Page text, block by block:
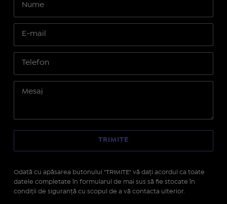
Odată cu apăsarea butonului "TRIMITE" vă daţi acordul ca toate
datele completate în formularul de mai sus să fie stocate în
condiţii de siguranţă cu scopul de a vă contacta ulterior.